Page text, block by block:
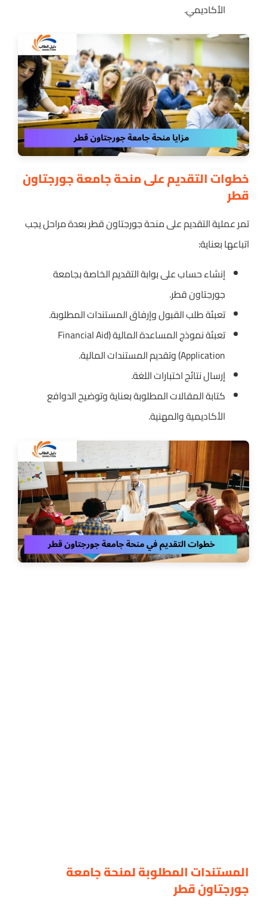
الأكاديمي.
خطوات التقديم على منحة جامعة جورجتاون
قطر
تمر عملية التقديم على منحة جورجتاون قطر بعدة مراحل يجب
اتباعها بعناية:
إنشاء حساب على بوابة التقديم الخاصة بجامعة
جورجتاون قطر.
تعبئة طلب القبول وإرفاق المستندات المطلوبة.
تعبئة نموذج المساعدة المالية (Financial Aid
Application) وتقديم المستندات المالية.
إرسال نتائج اختبارات اللغة.
كتابة المقالات المطلوبة بعناية وتوضيح الدوافع
الأكاديمية والمهنية.
المستندات المطلوبة لمنحة جامعة
جورجتاون قطر